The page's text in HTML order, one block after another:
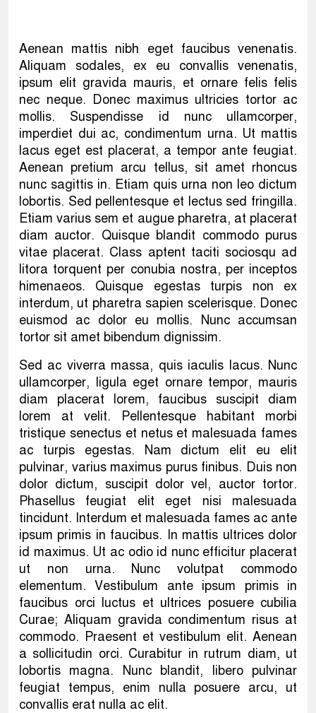
Aenean mattis nibh eget faucibus venenatis.
Aliquam sodales, ex eu convallis venenatis,
ipsum elit gravida mauris, et ornare felis felis
nec neque. Donec maximus ultricies tortor ac
mollis. Suspendisse id nunc ullamcorper,
imperdiet dui ac, condimentum urna. Ut mattis
lacus eget est placerat, a tempor ante feugiat.
Aenean pretium arcu tellus, sit amet rhoncus
nunc sagittis in. Etiam quis urna non leo dictum
lobortis. Sed pellentesque et lectus sed fringilla.
Etiam varius sem et augue pharetra, at placerat
diam auctor. Quisque blandit commodo purus
vitae placerat. Class aptent taciti sociosqu ad
litora torquent per conubia nostra, per inceptos
himenaeos. Quisque egestas turpis non ex
interdum, ut pharetra sapien scelerisque. Donec
euismod ac dolor eu mollis. Nunc accumsan
tortor sit amet bibendum dignissim.
Sed ac viverra massa, quis iaculis lacus. Nunc
ullamcorper, ligula eget ornare tempor, mauris
diam placerat lorem, faucibus suscipit diam
lorem at velit. Pellentesque habitant morbi
tristique senectus et netus et malesuada fames
ac turpis egestas. Nam dictum elit eu elit
pulvinar, varius maximus purus finibus. Duis non
dolor dictum, suscipit dolor vel, auctor tortor.
Phasellus feugiat elit eget nisi malesuada
tincidunt. Interdum et malesuada fames ac ante
ipsum primis in faucibus. In mattis ultrices dolor
id maximus. Ut ac odio id nunc efficitur placerat
ut non urna. Nunc volutpat commodo
elementum. Vestibulum ante ipsum primis in
faucibus orci luctus et ultrices posuere cubilia
Curae; Aliquam gravida condimentum risus at
commodo. Praesent et vestibulum elit. Aenean
a sollicitudin orci. Curabitur in rutrum diam, ut
lobortis magna. Nunc blandit, libero pulvinar
feugiat tempus, enim nulla posuere arcu, ut
convallis erat nulla ac elit.